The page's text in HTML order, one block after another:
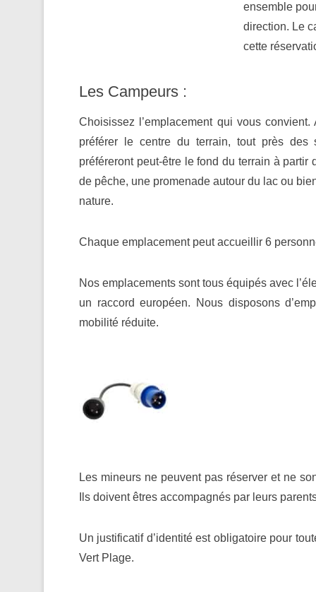
ensemble
direction. Le
cette
Les Campeurs :
Choisissez l’emplacement qui vous
préférer le centre du terrain, tout près des
préféreront peut-être le fond du terrain à
de pêche, une promenade autour du lac ou
nature.
Chaque emplacement peut accueillir 6
Nos emplacements sont tous équipés avec
un raccord européen. Nous disposons
mobilité réduite.
Les mineurs ne peuvent pas réserver et ne
Ils doivent êtres accompagnés par leurs
Un justificatif d’identité est obligatoire pour
Vert Plage.